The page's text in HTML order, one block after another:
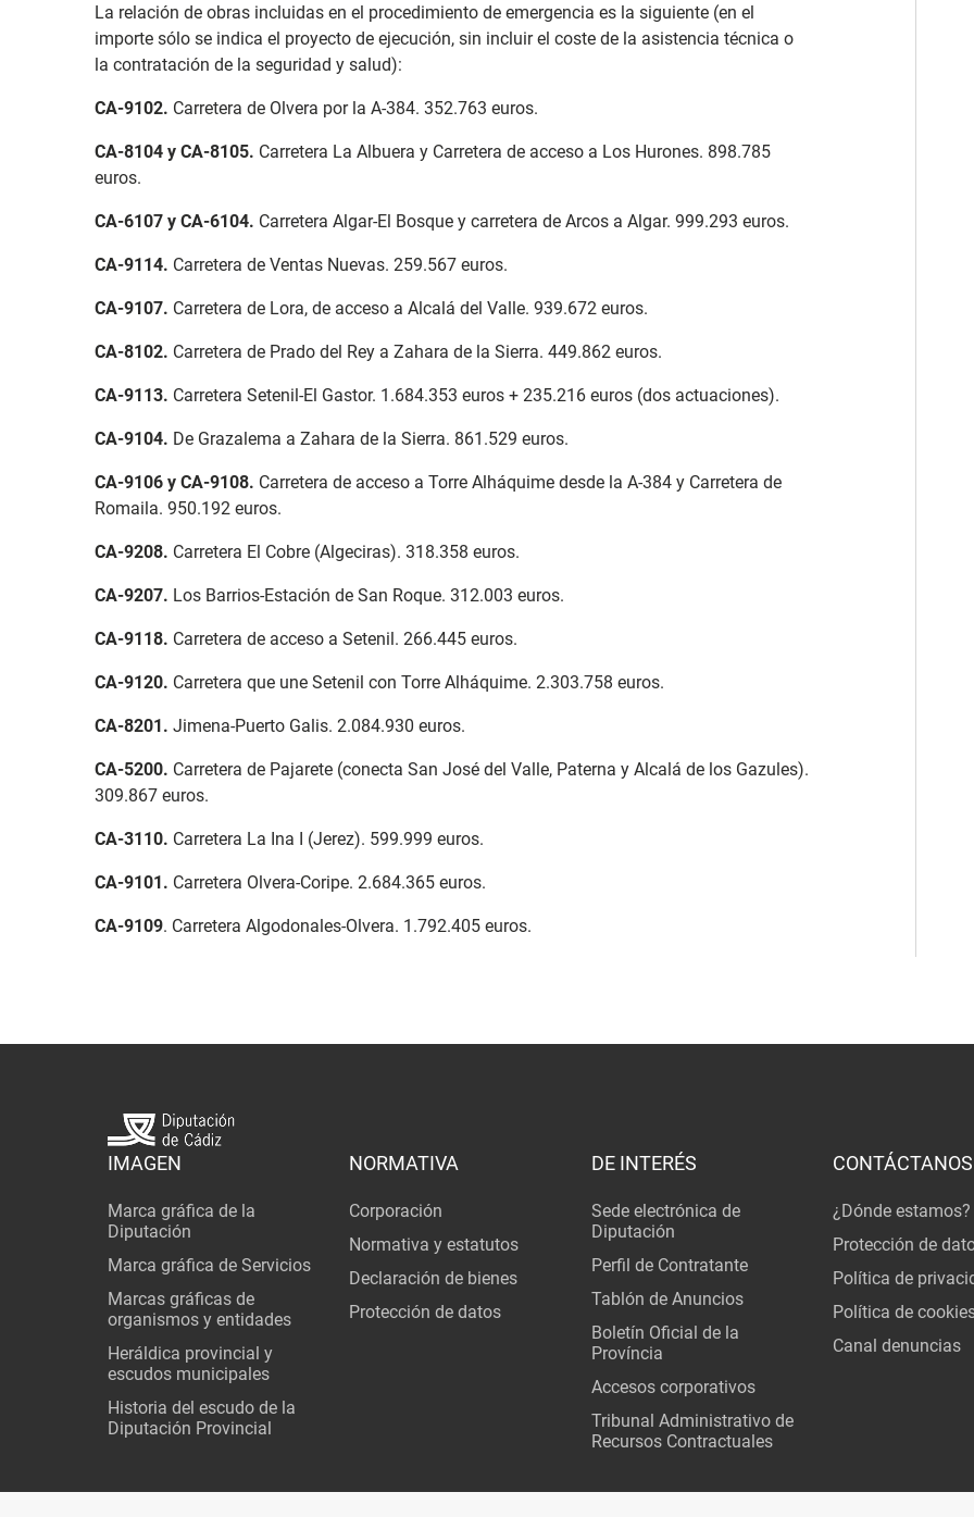
La relación de obras incluidas en el procedimiento de emergencia es la siguiente (en el
importe sólo se indica el proyecto de ejecución, sin incluir el coste de la asistencia técnica o
la contratación de la seguridad y salud):
CA-9102. Carretera de Olvera por la A-384. 352.763 euros.
CA-8104 y CA-8105. Carretera La Albuera y Carretera de acceso a Los Hurones. 898.785
euros.
CA-6107 y CA-6104. Carretera Algar-El Bosque y carretera de Arcos a Algar. 999.293 euros.
CA-9114. Carretera de Ventas Nuevas. 259.567 euros.
CA-9107. Carretera de Lora, de acceso a Alcalá del Valle. 939.672 euros.
CA-8102. Carretera de Prado del Rey a Zahara de la Sierra. 449.862 euros.
CA-9113. Carretera Setenil-El Gastor. 1.684.353 euros + 235.216 euros (dos actuaciones).
CA-9104. De Grazalema a Zahara de la Sierra. 861.529 euros.
CA-9106 y CA-9108. Carretera de acceso a Torre Alháquime desde la A-384 y Carretera de
Romaila. 950.192 euros.
CA-9208. Carretera El Cobre (Algeciras). 318.358 euros.
CA-9207. Los Barrios-Estación de San Roque. 312.003 euros.
CA-9118. Carretera de acceso a Setenil. 266.445 euros.
CA-9120. Carretera que une Setenil con Torre Alháquime. 2.303.758 euros.
CA-8201. Jimena-Puerto Galis. 2.084.930 euros.
CA-5200. Carretera de Pajarete (conecta San José del Valle, Paterna y Alcalá de los Gazules).
309.867 euros.
CA-3110. Carretera La Ina I (Jerez). 599.999 euros.
CA-9101. Carretera Olvera-Coripe. 2.684.365 euros.
CA-9109. Carretera Algodonales-Olvera. 1.792.405 euros.
IMAGEN
Marca gráfica de la
Diputación
Marca gráfica de Servicios
Marcas gráficas de
organismos y entidades
Heráldica provincial y
escudos municipales
Historia del escudo de la
Diputación Provincial
NORMATIVA
Corporación
Normativa y estatutos
Declaración de bienes
Protección de datos
DE INTERÉS
Sede electrónica de
Diputación
Perfil de Contratante
Tablón de Anuncios
Boletín Oficial de la
Província
Accesos corporativos
Tribunal Administrativo de
Recursos Contractuales
CONTÁCTANOS
¿Dónde estamos?
Protección de
Política de
Política de
Canal denuncias